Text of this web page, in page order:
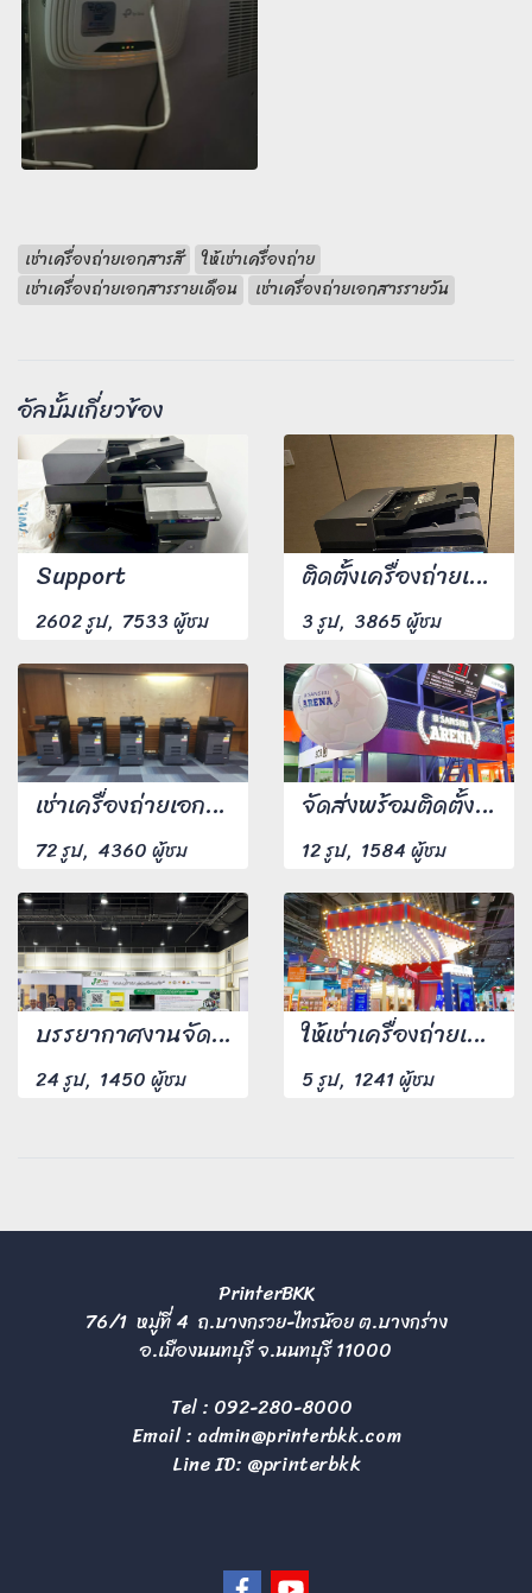
เช่าเครื่องถ่ายเอกสารสี
ให้เช่าเครื่องถ่าย
เช่าเครื่องถ่ายเอกสารรายเดือน
เช่าเครื่องถ่ายเอกสารรายวัน
อัลบั้มเกี่ยวข้อง
Support
2602 รูป, 7533 ผู้ชม
ติดตั้งเครื่องถ่ายเอกสาร
3 รูป, 3865 ผู้ชม
เช่าเครื่องถ่ายเอกสารรายวัน จำนวน 5 เครื่อง
72 รูป, 4360 ผู้ชม
จัดส่งพร้อมติดตั้งเครื่องถ่ายเอกสารให้ลูกค้าถึงสถานที่นัดหมาย พร้อม Technical Support 1 ท่าน
12 รูป, 1584 ผู้ชม
บรรยากาศงานจัดส่งติดตั้งเครื่อง
24 รูป, 1450 ผู้ชม
ให้เช่าเครื่องถ่ายเอกสารรายวัน จัดส่งที่ ศูนย์ประชุมแห่งชาติสิริกิติ์
5 รูป, 1241 ผู้ชม
PrinterBKK
76/1 หมู่ที่ 4 ถ.บางกรวย-ไทรน้อย ต.บางกร่าง
อ.เมืองนนทบุรี จ.นนทบุรี 11000
Tel : 092-280-8000
Email : admin@printerbkk.com
Line ID: @printerbkk